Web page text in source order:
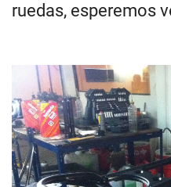
ruedas, esperemos